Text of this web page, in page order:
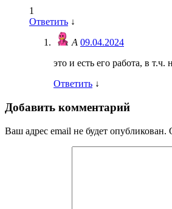
1
Ответить ↓
А 09.04.2024
это и есть его работа, в
Ответить ↓
Добавить комментарий
Ваш адрес email не будет опубликован.